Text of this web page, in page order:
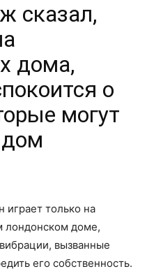
сказал,
дома,
о
могут
дом
только на
лондонском доме,
вызванные
его собственность.